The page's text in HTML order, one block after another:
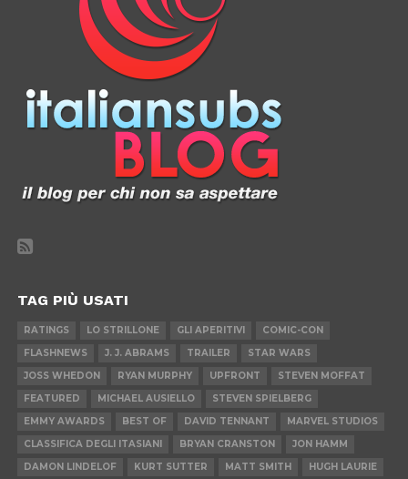
TAG PIÙ USATI
RATINGS LO STRILLONE GLI APERITIVI
COMIC-CON
FLASHNEWS
J. J. ABRAMS TRAILER
STAR WARS
JOSS WHEDON
RYAN MURPHY UPFRONT
STEVEN MOFFAT
FEATURED
MICHAEL AUSIELLO
STEVEN SPIELBERG
EMMY AWARDS
BEST OF DAVID TENNANT
MARVEL STUDIOS
CLASSIFICA DEGLI ITASIANI
BRYAN CRANSTON
JON HAMM
DAMON LINDELOF
KURT SUTTER MATT SMITH HUGH LAURIE